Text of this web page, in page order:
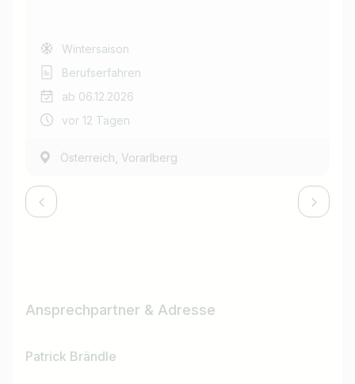
Wintersaison
Berufserfahren
ab 06.12.2026
vor 12 Tagen
Österreich, Vorarlberg
Ansprechpartner & Adresse
Patrick Brändle